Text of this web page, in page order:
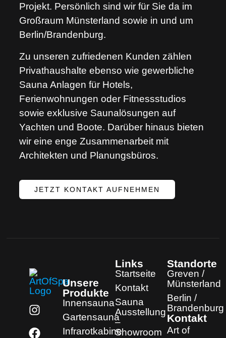
Projekt. Persönlich sind wir für Sie da im
Großraum Münsterland sowie in und um
Berlin/Brandenburg.
Zu unseren zufriedenen Kunden zählen
Privathaushalte ebenso wie gewerbliche
Sauna Anlagen für Hotels,
Ferienwohnungen oder Fitnessstudios
sowie exklusive Saunalösungen auf
Yachten und Boote. Darüber hinaus bieten
wir eine enge Zusammenarbeit mit
Architekten und Planungsbüros.
JETZT KONTAKT AUFNEHMEN
Unsere
Produkte
Innensauna
Gartensauna
Infrarotkabine
Links
Startseite
Kontakt
Sauna
Ausstellung
–
Showroom
Standorte
Greven /
Münsterland
Berlin /
Brandenburg
Kontakt
Art of